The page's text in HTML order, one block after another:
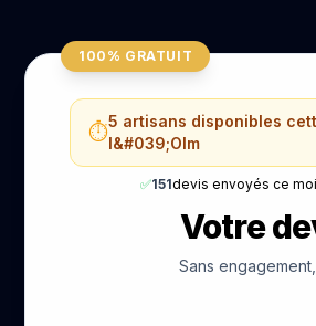
100% GRATUIT
⏱️5 artisans disponibles
l&#039;Olm
✅151devis envoyés ce
Votre
Sans